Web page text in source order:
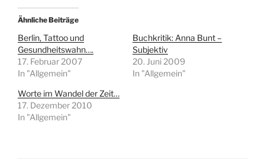
Ähnliche Beiträge
Berlin, Tattoo und
Gesundheitswahn….
17. Februar 2007
In "Allgemein"
Buchkritik: Anna Bunt –
Subjektiv
20. Juni 2009
In "Allgemein"
Worte im Wandel der Zeit…
17. Dezember 2010
In "Allgemein"